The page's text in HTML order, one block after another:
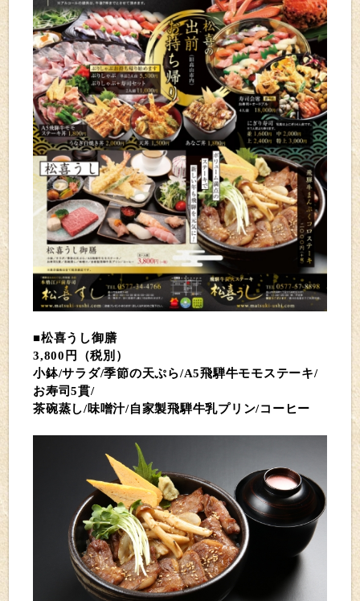
■松喜うし御膳
3,800円（税別）
小鉢/サラダ/季節の天ぷら/A5飛騨牛モモステーキ/
お寿司5貫/
茶碗蒸し/味噌汁/自家製飛騨牛乳プリン/コーヒー